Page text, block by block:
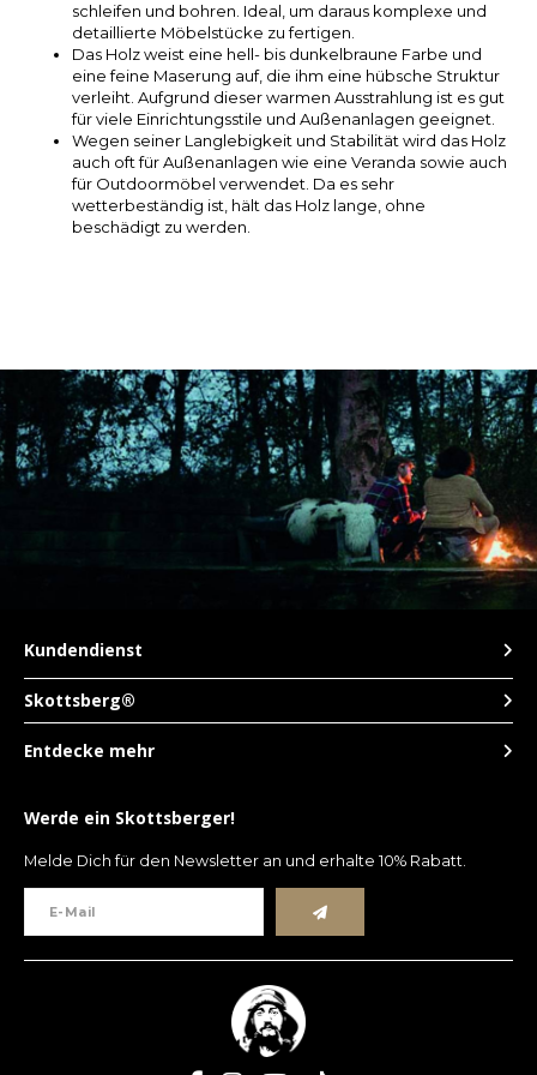
SGD
ZAR
UYU
schleifen und bohren. Ideal, um daraus komplexe und
detaillierte Möbelstücke zu fertigen.
Das Holz weist eine hell- bis dunkelbraune Farbe und
eine feine Maserung auf, die ihm eine hübsche Struktur
verleiht. Aufgrund dieser warmen Ausstrahlung ist es gut
für viele Einrichtungsstile und Außenanlagen geeignet.
Wegen seiner Langlebigkeit und Stabilität wird das Holz
auch oft für Außenanlagen wie eine Veranda sowie auch
für Outdoormöbel verwendet. Da es sehr
wetterbeständig ist, hält das Holz lange, ohne
beschädigt zu werden.
Skottsberg®
Kundendienst
Entdecke mehr
Werde ein Skottsberger!
Melde Dich für den Newsletter an und erhalte 10% Rabatt.